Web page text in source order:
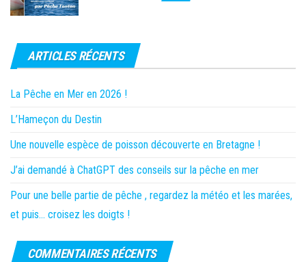
ARTICLES RÉCENTS
La Pêche en Mer en 2026 !
L’Hameçon du Destin
Une nouvelle espèce de poisson découverte en Bretagne !
J’ai demandé à ChatGPT des conseils sur la pêche en mer
Pour une belle partie de pêche , regardez la météo et les marées,
et puis… croisez les doigts !
COMMENTAIRES RÉCENTS